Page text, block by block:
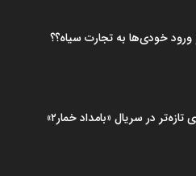
خودی‌ها به تجارت سیاه؟؟
تازه‌تر در سریال «بامداد خمار۲»